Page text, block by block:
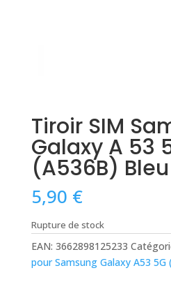
Tiroir SIM
Galaxy A 53
(A536B)
5,90 €
Rupture de stock
EAN: 3662898125233
pour Samsung Galaxy A53 5G